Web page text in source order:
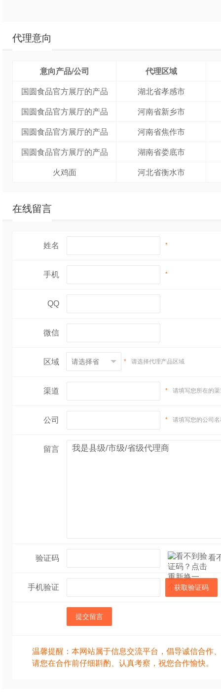
代理意向
意向产品/公司
代理区域
国圆食品官方展厅的产品
湖北省孝感市
国圆食品官方展厅的产品
河南省新乡市
国圆食品官方展厅的产品
河南省焦作市
国圆食品官方展厅的产品
湖南省娄底市
火鸡面
河北省衡水市
在线留言
姓名 *
手机 *
QQ
微信
区域 * 请选择代理产品区域
渠道 * 请填写您所在的
公司 * 请填写您的公司
留言
验证码 看
手机验证 获取验证码
提交留言
温馨提醒：本网站属于信息交流平台，倡导诚信合作
请您在合作前仔细斟酌、认真考察，祝您合作愉快。